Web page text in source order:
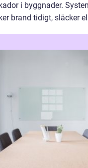
i byggnader.
brand tidigt, släcker